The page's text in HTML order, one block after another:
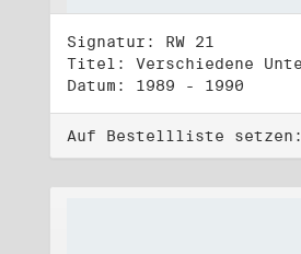
Signatur: RW 21
Datum: 1989 - 1990
Auf Bestellliste setzen: